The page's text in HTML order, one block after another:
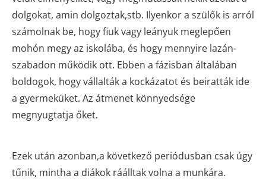
dolgokat, amin dolgoztak,stb. Ilyenkor a szülők is arról
számolnak be, hogy fiuk vagy leányuk meglepően
mohón megy az iskolába, és hogy mennyire lazán-
szabadon működik ott. Ebben a fázisban általában
boldogok, hogy vállalták a kockázatot és beiratták ide
a gyermeküket. Az átmenet könnyedsége
megnyugtatja őket.
Ezek után azonban,a következő periódusban csak úgy
tűnik, mintha a diákok ráálltak volna a munkára.